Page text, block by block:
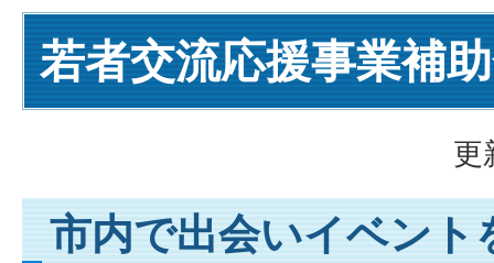
若者交流応援事業補
更
市内で出会いイベント